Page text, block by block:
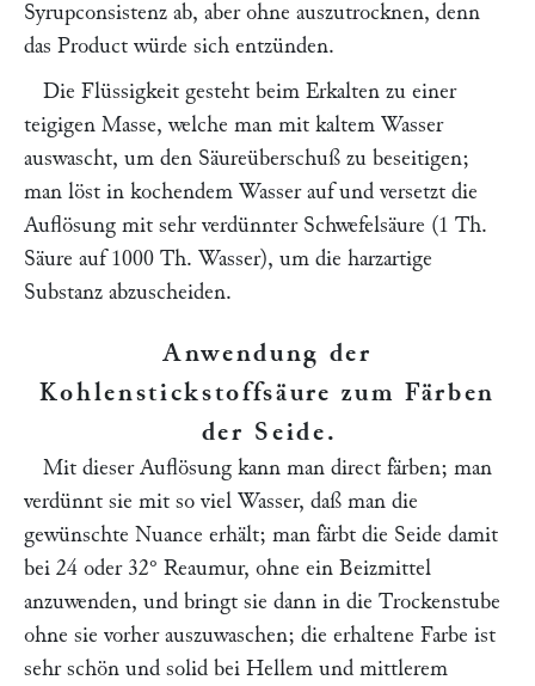
Syrupconsistenz ab, aber ohne auszutrocknen, denn
das Product würde sich entzünden.
Die Flüssigkeit gesteht beim Erkalten zu einer
teigigen Masse, welche man mit kaltem Wasser
auswascht, um den Säureüberschuß zu beseitigen;
man löst in kochendem Wasser auf und versetzt die
Auflösung mit sehr verdünnter Schwefelsäure (1 Th.
Säure auf 1000 Th. Wasser), um die harzartige
Substanz abzuscheiden.
Anwendung der
Kohlenstickstoffsäure zum Färben
der Seide.
Mit dieser Auflösung kann man direct färben; man
verdünnt sie mit so viel Wasser, daß man die
gewünschte Nuance erhält; man färbt die Seide damit
bei 24 oder 32° Reaumur, ohne ein Beizmittel
anzuwenden, und bringt sie dann in die Trockenstube
ohne sie vorher auszuwaschen; die erhaltene Farbe ist
sehr schön und solid bei Hellem und mittlerem